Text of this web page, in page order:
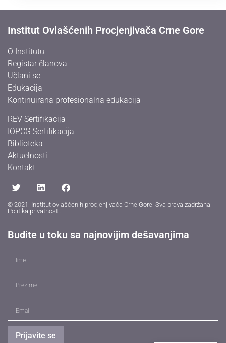
Institut Ovlašćenih Procjenjivača Crne Gore
O Institutu
Registar članova
Učlani se
Edukacija
Kontinuirana profesionalna edukacija
REV Sertifikacija
IOPCG Sertifikacija
Biblioteka
Aktuelnosti
Kontakt
© 2021. Institut ovlašćenih procjenjivača Crne Gore. Sva prava zadržana.
Politika privatnosti
Budite u toku sa najnovijim dešavanjima
Prijavite se